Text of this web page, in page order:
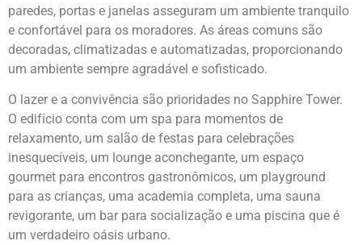
paredes, portas e janelas asseguram um ambiente tranquilo
e confortável para os moradores. As áreas comuns são
decoradas, climatizadas e automatizadas, proporcionando
um ambiente sempre agradável e sofisticado.
O lazer e a convivência são prioridades no Sapphire Tower.
O edifício conta com um spa para momentos de
relaxamento, um salão de festas para celebrações
inesquecíveis, um lounge aconchegante, um espaço
gourmet para encontros gastronômicos, um playground
para as crianças, uma academia completa, uma sauna
revigorante, um bar para socialização e uma piscina que é
um verdadeiro oásis urbano.